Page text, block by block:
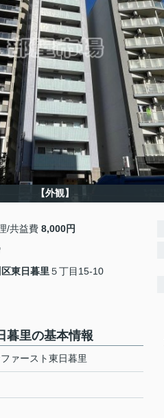
【外観】
/共益費 8,000円
東日暮里 ５丁目15-10
暮里の基本情報
ァースト東日暮里